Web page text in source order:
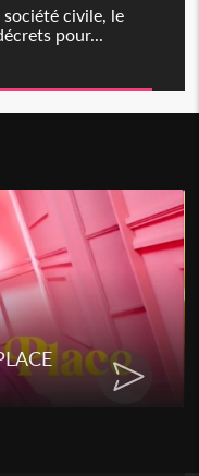
civile, le
pour...